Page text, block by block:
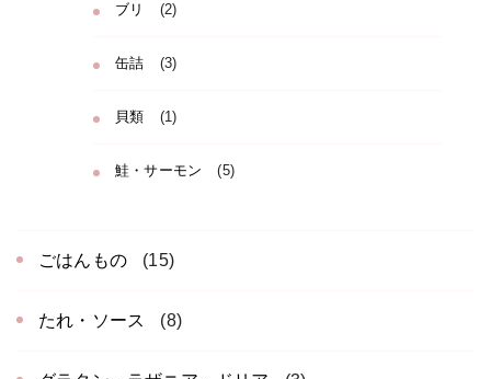
ブリ (2)
缶詰 (3)
貝類 (1)
鮭・サーモン (5)
ごはんもの (15)
たれ・ソース (8)